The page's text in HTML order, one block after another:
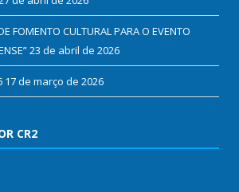
FOMENTO CULTURAL PARA O EVENTO
23 de abril de 2026
17 de março de 2026
CR2